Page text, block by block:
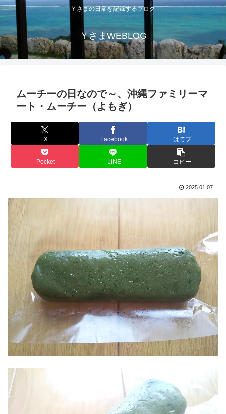
Ｙさまの日常を記録するブログ
ＹさまWEBLOG
ムーチーの日なので～、沖縄ファミリーマ
ート・ムーチー（よもぎ）
X Facebook はてブ
Pocket LINE コピー
2025.01.07